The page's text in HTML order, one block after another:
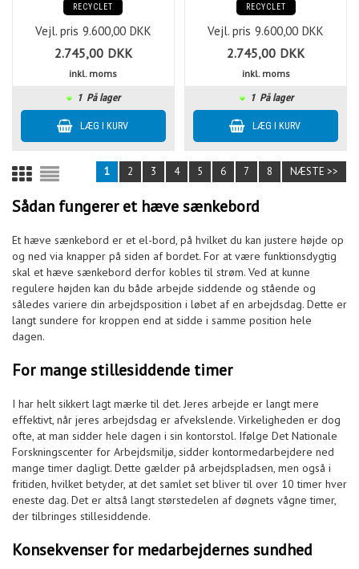
RECYCLET
Vejl. pris 9.600,00 DKK
2.745,00 DKK
inkl. moms
1 På lager
RECYCLET
Vejl. pris 9.600,00 DKK
2.745,00 DKK
inkl. moms
1 På lager
1 2 3 4 5 6 7 8 NÆSTE >>
Sådan fungerer et hæve sænkebord
Et hæve sænkebord er et el-bord, på hvilket du kan justere højde op
og ned via knapper på siden af bordet. For at være funktionsdygtig
skal et hæve sænkebord derfor kobles til strøm. Ved at kunne
regulere højden kan du både arbejde siddende og stående og
således variere din arbejdsposition i løbet af en arbejdsdag. Dette er
langt sundere for kroppen end at sidde i samme position hele
dagen.
For mange stillesiddende timer
I har helt sikkert lagt mærke til det. Jeres arbejde er langt mere
effektivt, når jeres arbejdsdag er afvekslende. Virkeligheden er dog
ofte, at man sidder hele dagen i sin kontorstol. Ifølge Det Nationale
Forskningscenter for Arbejdsmiljø, sidder kontormedarbejdere ned
mange timer dagligt. Dette gælder på arbejdspladsen, men også i
fritiden, hvilket betyder, at det samlet set bliver til over 10 timer hver
eneste dag. Det er altså langt størstedelen af døgnets vågne timer,
der tilbringes stillesiddende.
Konsekvenser for medarbejdernes sundhed